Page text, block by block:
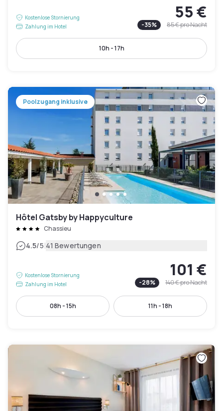
Kostenlose Stornierung
Zahlung im Hotel
55 €
-35% 85 €pro Nacht
10h - 17h
Poolzugang inklusive
Hôtel Gatsby by Happyculture
Chassieu
4.5/5|41 Bewertungen
Kostenlose Stornierung
Zahlung im Hotel
101 €
-28% 140 €pro Nacht
08h - 15h 11h - 18h